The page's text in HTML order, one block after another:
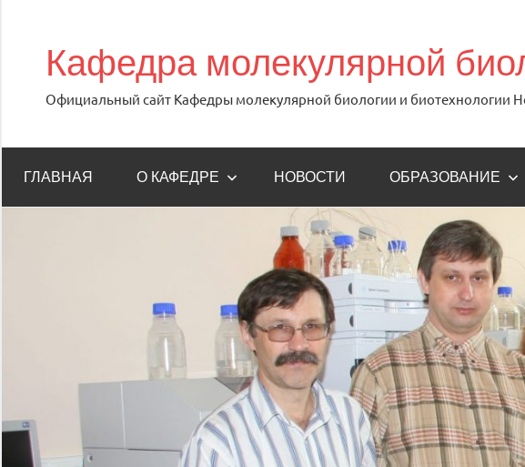
содержимому
Кафедра молекулярной
Официальный сайт Кафедры молекулярной биологии и биотехнологии
ГЛАВНАЯ О КАФЕДРЕ НОВОСТИ ОБРАЗОВАНИЕ